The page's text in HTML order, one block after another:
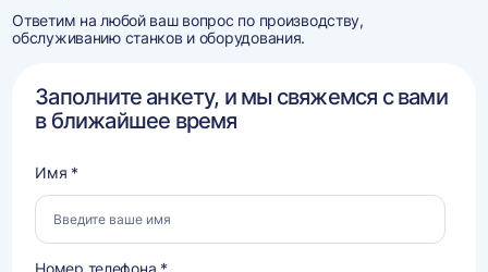
Ответим на любой ваш вопрос по производству,
обслуживанию станков и оборудования.
Заполните анкету, и мы свяжемся с вами
в ближайшее время
Имя *
Номер телефона *